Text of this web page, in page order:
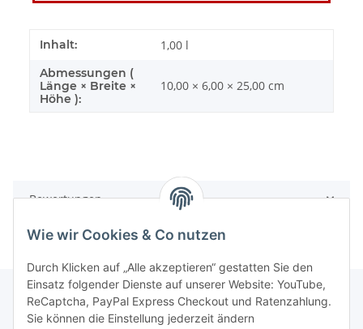
Inhalt: 1,00 l
Abmessungen (
Länge × Breite ×
Höhe ):
10,00 × 6,00 × 25,00 cm
Bewertungen
Wie wir Cookies & Co nutzen
Durch Klicken auf „Alle akzeptieren“ gestatten Sie den
Einsatz folgender Dienste auf unserer Website: YouTube,
ReCaptcha, PayPal Express Checkout und Ratenzahlung.
Sie können die Einstellung jederzeit ändern